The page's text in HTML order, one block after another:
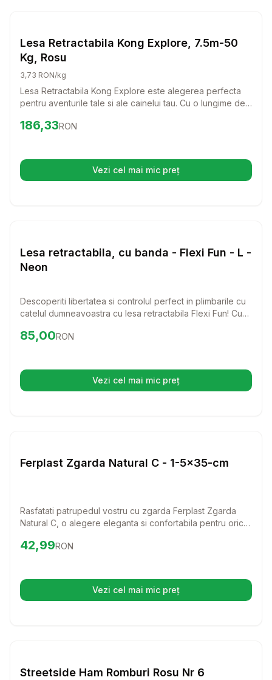
Lese si Zgarzi
Lesa Retractabila Kong Explore, 7.5m-50
Kg, Rosu
3,73 RON/kg
Lesa Retractabila Kong Explore este alegerea perfecta
pentru aventurile tale si ale cainelui tau. Cu o lungime de
aceasta lesa ofera libertate de miscare si control in
Preț: 186.33
186,33RON
Vezi cel mai mic preț(se deschide într-o filă nouă)
Lese si Zgarzi
Lesa retractabila, cu banda - Flexi Fun - L -
Neon
Descoperiti libertatea si controlul perfect in plimbarile cu
catelul dumneavoastra cu lesa retractabila Flexi Fun! Cu
este ideala pentru cainii de pana la 50 kg, oferindu-le
Preț:85.00
85,00RON
Vezi cel mai mic preț(se deschide într-o filă nouă)
Lese si Zgarzi
Ferplast Zgarda Natural C - 1-5x35-cm
Rasfatati patrupedul vostru cu zgarda Ferplast Zgarda
Natural C, o alegere eleganta si confortabila pentru orice
combina stilul clasic cu functionalitatea, asigurand o
Preț:42.99
42,99RON
Vezi cel mai mic preț(se deschide într-o filă nouă)
Lese si Zgarzi
Streetside Ham Romburi Rosu Nr 6